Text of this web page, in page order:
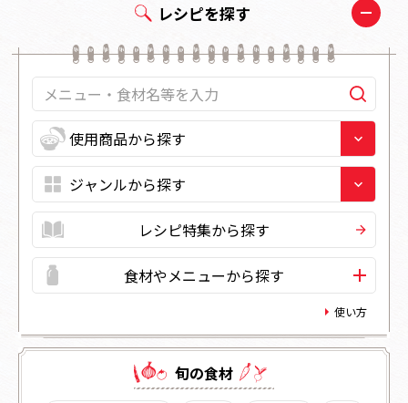
レシピを探す
レシピ特集から探す
食材やメニューから探す
使い方
旬の⾷材